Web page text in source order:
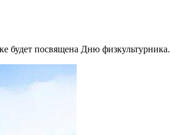
будет посвящена Дню физкультурника.